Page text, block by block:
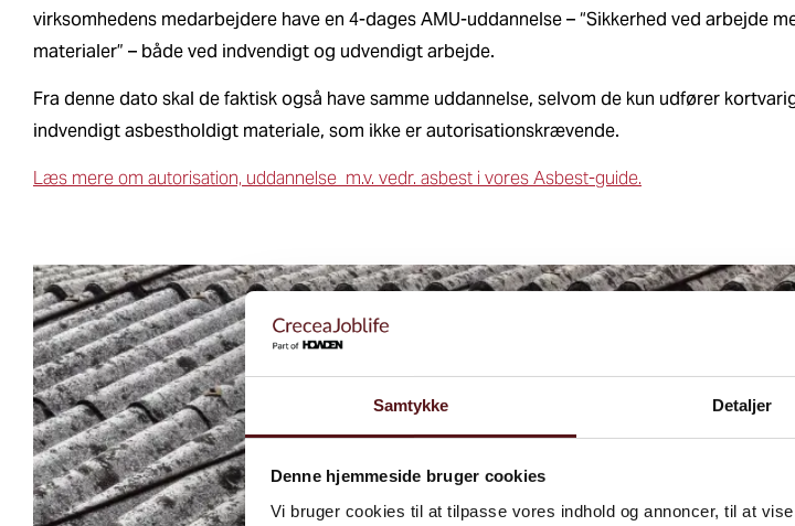
Samtykke Detaljer
Denne hjemmeside bruger cookies
Vi bruger cookies til at tilpasse vores indhold og annoncer, til at
virksomhedens medarbejdere have en 4-dages AMU-uddannelse – “Sikkerhed ved arbejde
materialer” – både ved indvendigt og udvendigt arbejde.
Fra denne dato skal de faktisk også have samme uddannelse, selvom de kun udfører
indvendigt asbestholdigt materiale, som ikke er autorisationskrævende.
Læs mere om autorisation, uddannelse m.v. vedr. asbest i vores Asbest-guide.